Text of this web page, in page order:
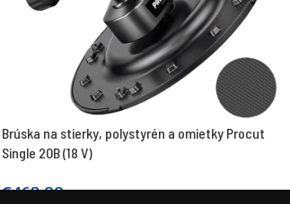
Brúska na stierky, polystyrén a omietky Procut
Single 20B (18 V)
€168,00